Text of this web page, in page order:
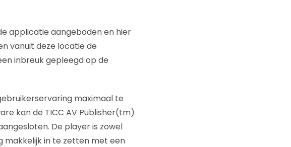
applicatie aangeboden en hier
vanuit deze locatie de
inbreuk gepleegd op de
maximaal te
kan de TICC AV Publisher(tm)
De player is zowel
in te zetten met een